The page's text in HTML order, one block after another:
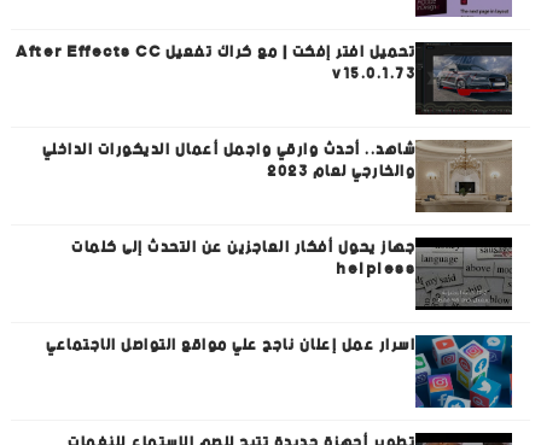
تحميل افتر إفكت | مع كراك تفعيل After Effects CC
v15.0.1.73
شاهد.. أحدث وارقي واجمل أعمال الديكورات الداخلي
والخارجي لعام 2023
جهاز يحول أفكار العاجزين عن التحدث إلى كلمات
helpless
اسرار عمل إعلان ناجح علي مواقع التواصل الاجتماعي